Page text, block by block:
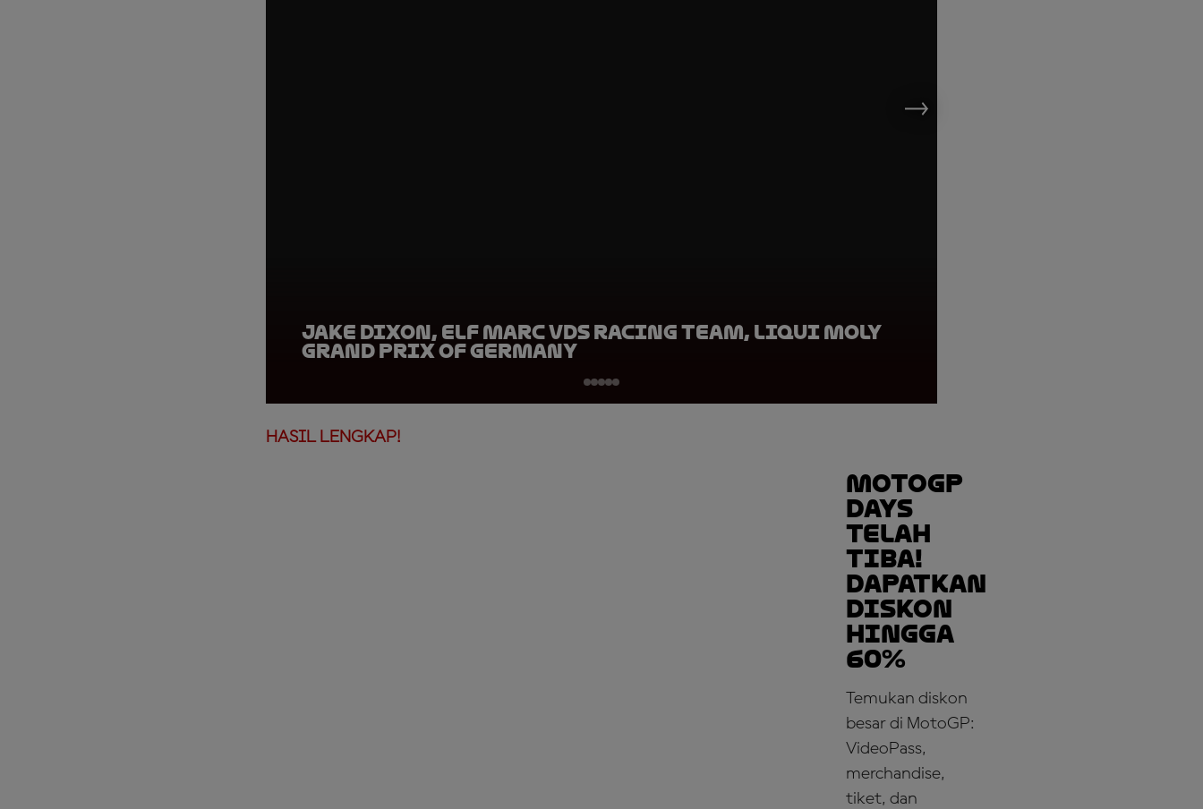
Jake Dixon, ELF Marc VDS Racing Team, Liqui Moly
Grand Prix of Germany
HASIL LENGKAP!
MotoGP
DAYS
TELAH
TIBA!
Dapatkan
Diskon
hingga
60%
Temukan diskon
besar di MotoGP:
VideoPass,
merchandise,
tiket, dan